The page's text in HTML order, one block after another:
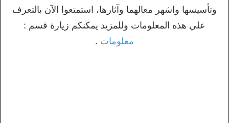
وتأسيسها واشهر معالهما وآثارها، استمتعوا الآن بالتعرف
علي هذه المعلومات وللمزيد يمكنكم زيارة قسم :
معلومات .